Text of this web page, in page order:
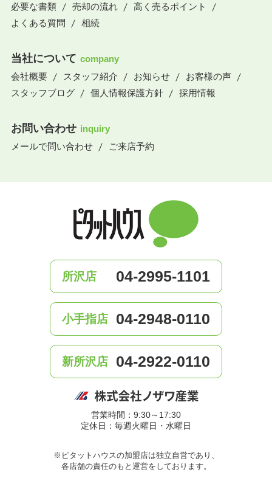
必要な書類
売却の流れ
高く売るポイント
よくある質問
相続
当社について company
会社概要
スタッフ紹介 お知らせ
お客様の声
スタッフブログ
個人情報保護方針 採用情報
お問い合わせ inquiry
メールで問い合わせ
ご来店予約
所沢店 04-2995-1101
小手指店 04-2948-0110
新所沢店 04-2922-0110
営業時間：9:30～17:30
定休日：毎週火曜日・水曜日
※ピタットハウスの加盟店は独立自営であり、
各店舗の責任のもと運営をしております。